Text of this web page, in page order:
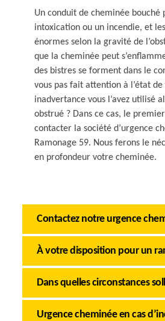
Un conduit de cheminée bouché
intoxication ou un incendie, et
énormes selon la gravité de
que la cheminée peut
des bistres se forment dans le
vous pas fait attention à l’état
inadvertance vous l’avez utilisé
obstrué ? Dans ce cas, le
contacter la société d’urgence
Ramonage 59. Nous ferons le
en profondeur votre cheminée.
Contactez notre urgence
À votre disposition pour un
Dans quelles circonstances
Urgence cheminée en cas